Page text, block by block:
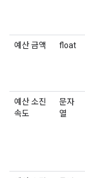
예산 금액 float
예산 소진
속도
문자
열